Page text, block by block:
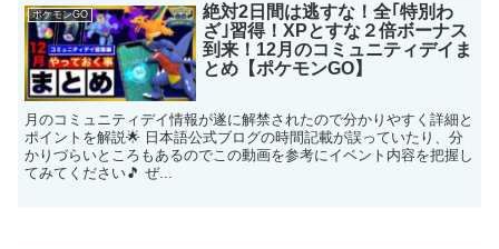
ポケモンGO
絶対2日間は逃すな！全｢特別わ
ざ｣習得！XPとすな２倍ボーナス
到来！12月のコミュニティデイま
とめ【ポケモンGO】
月のコミュニティデイ情報が遂に解禁されたので分かりやすく詳細と
ポイントを解説🌟 日本語公式ブログの時間記載が誤っていたり、分
かりづらいところもあるのでこの動画を参考にイベント内容を把握し
てみてください🎵 ぜ...